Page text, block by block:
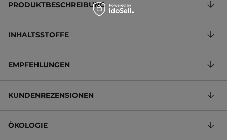
PRODUKTBESCHREIBUNG
INHALTSSTOFFE
EMPFEHLUNGEN
KUNDENREZENSIONEN
ÖKOLOGIE